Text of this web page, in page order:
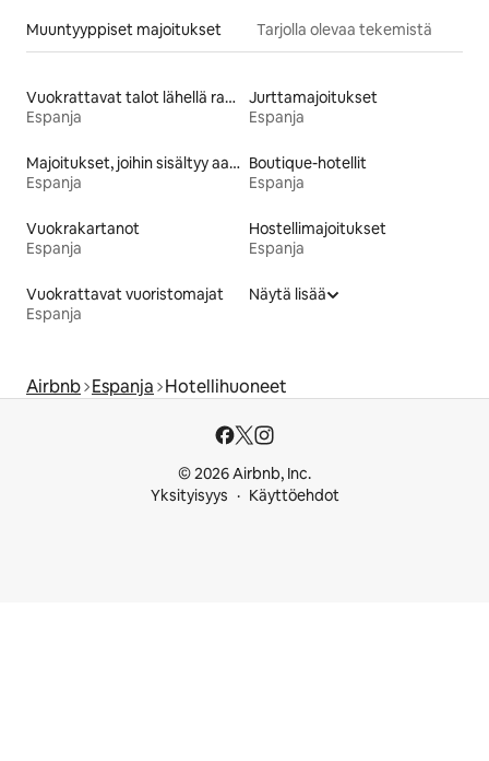
Muuntyyppiset majoitukset Tarjolla olevaa tekemistä
Vuokrattavat talot lähellä rantaa
Espanja
Jurttamajoitukset
Espanja
Majoitukset, joihin sisältyy aamiainen
Espanja
Boutique-hotellit
Espanja
Vuokrakartanot
Espanja
Hostellimajoitukset
Espanja
Vuokrattavat vuoristomajat
Espanja
Näytä lisää
Airbnb Espanja Hotellihuoneet
© 2026 Airbnb, Inc.
Yksityisyys
Käyttöehdot